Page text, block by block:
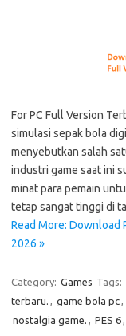
For PC Full Version
simulasi sepak bola
menyebutkan salah
industri game saat ini
minat para pemain
tetap sangat tinggi di
Read More: Download
2026 »
Category: Games Tags:
terbaru. , game bola pc,
nostalgia game. , PES 6,